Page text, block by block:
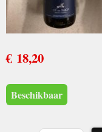
€ 18,20
Beschikbaar